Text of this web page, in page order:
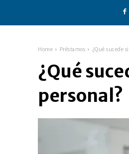
Home Préstamos ¿Qué sucede
¿Qué
personal?